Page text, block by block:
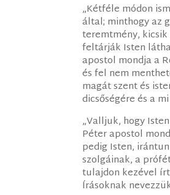
„Kétféle módon
által; minthogy az
teremtmény,
feltárják Isten
apostol mondja a
és fel nem
magát szent és
dicsőségére és a
„Valljuk, hogy
Péter apostol
pedig Isten,
szolgáinak, a
tulajdon kezével
Írásoknak